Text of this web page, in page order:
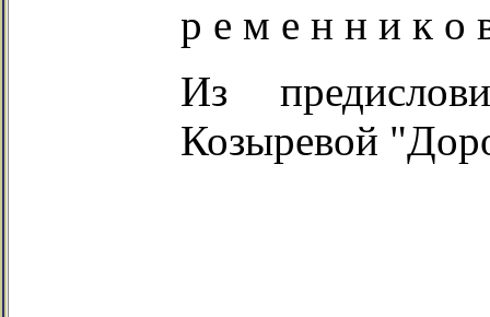
р е м е н н и к о
Из
Козыревой